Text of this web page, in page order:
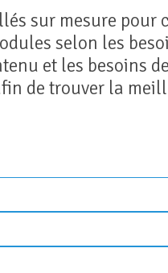
sur mesure pour
selon les
et les besoins
de trouver la